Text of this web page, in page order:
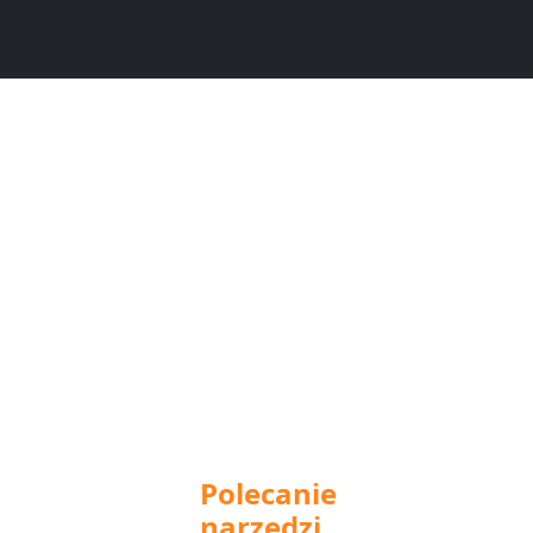
Polecanie